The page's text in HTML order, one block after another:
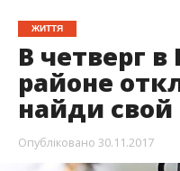
30 ноября на улицах
отключили
проведения
Подачи